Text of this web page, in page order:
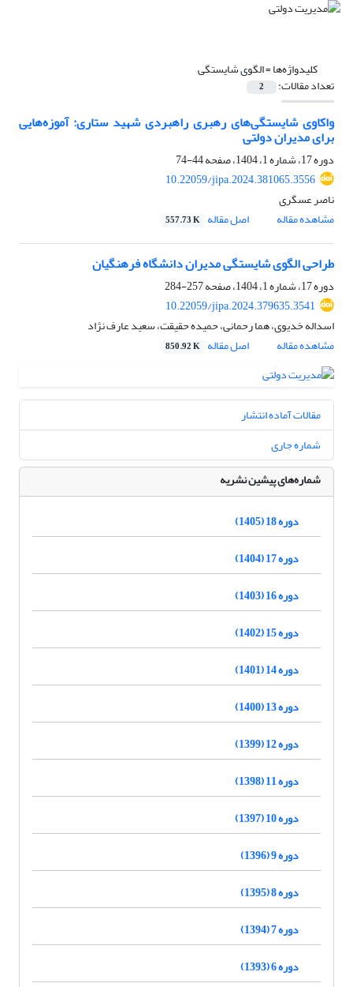
کلیدواژه‌ها =الگوی شایستگی
تعداد مقالات: 2
واکاوی شایستگی‌های رهبری راهبردی شهید ستاری: آموزه‌هایی
برای مدیران دولتی
دوره 17، شماره 1، 1404، صفحه
44-74
10.22059/jipa.2024.381065.3556
ناصر عسگری
مشاهده مقاله
اصل مقاله 557.73 K
طراحی الگوی شایستگی مدیران دانشگاه فرهنگیان
دوره 17، شماره 1، 1404، صفحه
257-284
10.22059/jipa.2024.379635.3541
اسداله خدیوی، هما رحمانی، حمیده حقیقت، سعید عارف نژاد
مشاهده مقاله
اصل مقاله 850.92 K
مقالات آماده انتشار
شماره جاری
شماره‌های پیشین نشریه
دوره 18 (1405)
دوره 17 (1404)
دوره 16 (1403)
دوره 15 (1402)
دوره 14 (1401)
دوره 13 (1400)
دوره 12 (1399)
دوره 11 (1398)
دوره 10 (1397)
دوره 9 (1396)
دوره 8 (1395)
دوره 7 (1394)
دوره 6 (1393)